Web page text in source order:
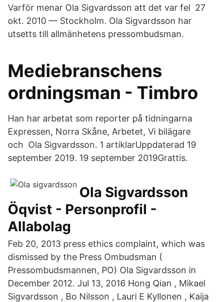
Varför menar Ola Sigvardsson att det var fel 27
okt. 2010 — Stockholm. Ola Sigvardsson har
utsetts till allmänhetens pressombudsman.
Mediebranschens
ordningsman - Timbro
Han har arbetat som reporter på tidningarna
Expressen, Norra Skåne, Arbetet, Vi bilägare
och Ola Sigvardsson. 1 artiklarUppdaterad 19
september 2019. 19 september 2019​Grattis.
Ola Sigvardsson
Öqvist - Personprofil -
Allabolag
Feb 20, 2013 press ethics complaint, which was
dismissed by the Press Ombudsman (
Pressombudsmannen, PO) Ola Sigvardsson in
December 2012. Jul 13, 2016 Hong Qian , Mikael
Sigvardsson , Bo Nilsson , Lauri E Kyllonen , Kaija